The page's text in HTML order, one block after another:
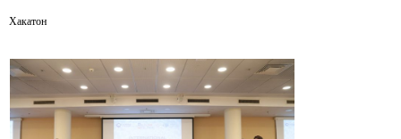
Хакатон